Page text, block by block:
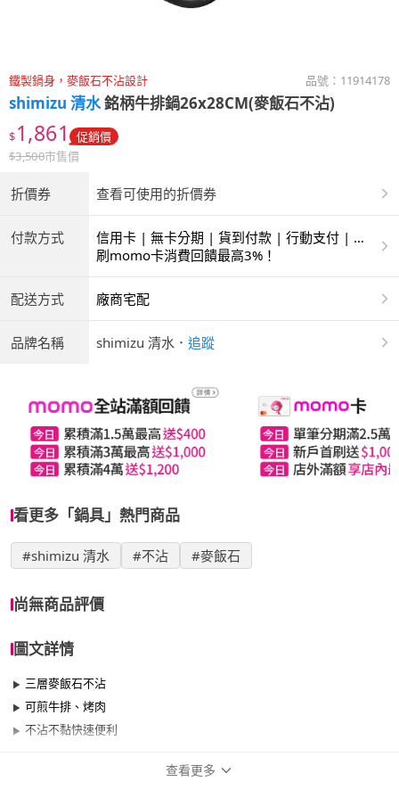
鐵製鍋身，麥飯石不沾設計 品號： 11914178
shimizu 清水銘柄牛排鍋26x28CM(麥飯石不沾)
$1,861 促銷價
$3,500市售價
折價券 查看可使用的折價券
付款方式
信用卡 | 無卡分期 | 貨到付款 | 行動支付 | 超
商付款 | ATM | 銀聯卡
刷momo卡消費回饋最高3%！
配送方式 廠商宅配
品牌名稱 shimizu 清水 ． 追蹤
看更多「鍋具」熱門商品
#shimizu 清水 #不沾 #麥飯石
尚無商品評價
圖文詳情
三層麥飯石不沾
可煎牛排、烤肉
不沾不黏快速便利
查看更多